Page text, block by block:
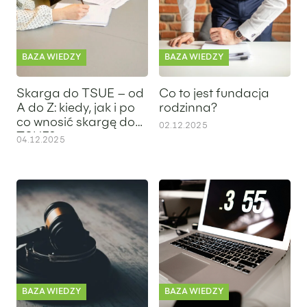
BAZA WIEDZY
Skarga do TSUE – od
A do Z: kiedy, jak i po
co wnosić skargę do
TSUE?
04.12.2025
BAZA WIEDZY
Co to jest fundacja
rodzinna?
02.12.2025
Apelacja od wyroku – jak skutecznie zaskarżyć wyrok sądu?
BAZA WIEDZY
Czas pracy 2026 – jaki
BAZA WIEDZY